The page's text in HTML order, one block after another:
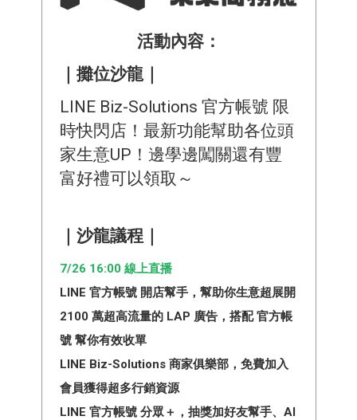
活動內容：
｜攤位沙龍｜
LINE Biz-Solutions 官方帳號 限
時快閃店！最新功能幫助各位頭
家生意UP！邊學邊闖關還有豐
富好禮可以領取～
｜沙龍議程｜
7/26 16:00 線上直播
LINE 官方帳號 開店幫手，幫助你生意超展開
2100 萬超高流量的 LAP 廣告，搭配 官方帳
號 幫你有效收單
LINE Biz-Solutions 商家俱樂部，免費加入
會員獲得超多行銷資源
LINE 官方帳號 分眾＋，抽獎加好友幫手、AI